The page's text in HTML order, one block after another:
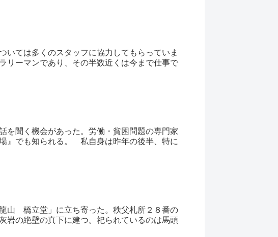
いては多くのスタッフに協力してもらっていま
リーマンであり、その半数近くは今まで仕事で
を聞く機会があった。労働・貧困問題の専門家
』でも知られる。 私自身は昨年の後半、特に
山 橋立堂」に立ち寄った。秩父札所２８番の
岩の絶壁の真下に建つ。祀られているのは馬頭